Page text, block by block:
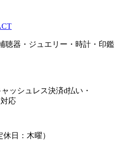
聴器・ジュエリー・時計・印鑑
ッシュレス決済d払い ・
対応
休日： 木曜）